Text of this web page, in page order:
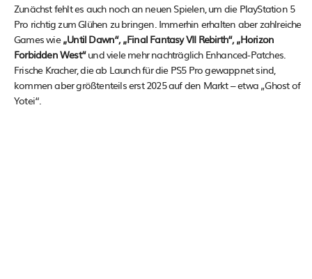
Zunächst fehlt es auch noch an neuen Spielen, um die PlayStation 5
Pro richtig zum Glühen zu bringen. Immerhin erhalten aber zahlreiche
Games wie„Until Dawn“, „Final Fantasy VII Rebirth“, „Horizon
Forbidden West“und viele mehr nachträglich Enhanced-Patches.
Frische Kracher, die ab Launch für die PS5 Pro gewappnet sind,
kommen aber größtenteils erst 2025 auf den Markt – etwa „Ghost of
Yotei“.